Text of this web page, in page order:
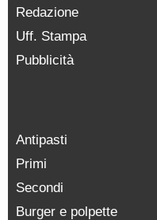
Redazione
Uff. Stampa
Pubblicità
Antipasti
Primi
Secondi
Burger e polpette